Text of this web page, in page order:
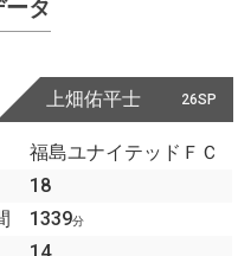
タ
26SP
上畑佑平士
福島ユナイテッドＦＣ
18
1339分